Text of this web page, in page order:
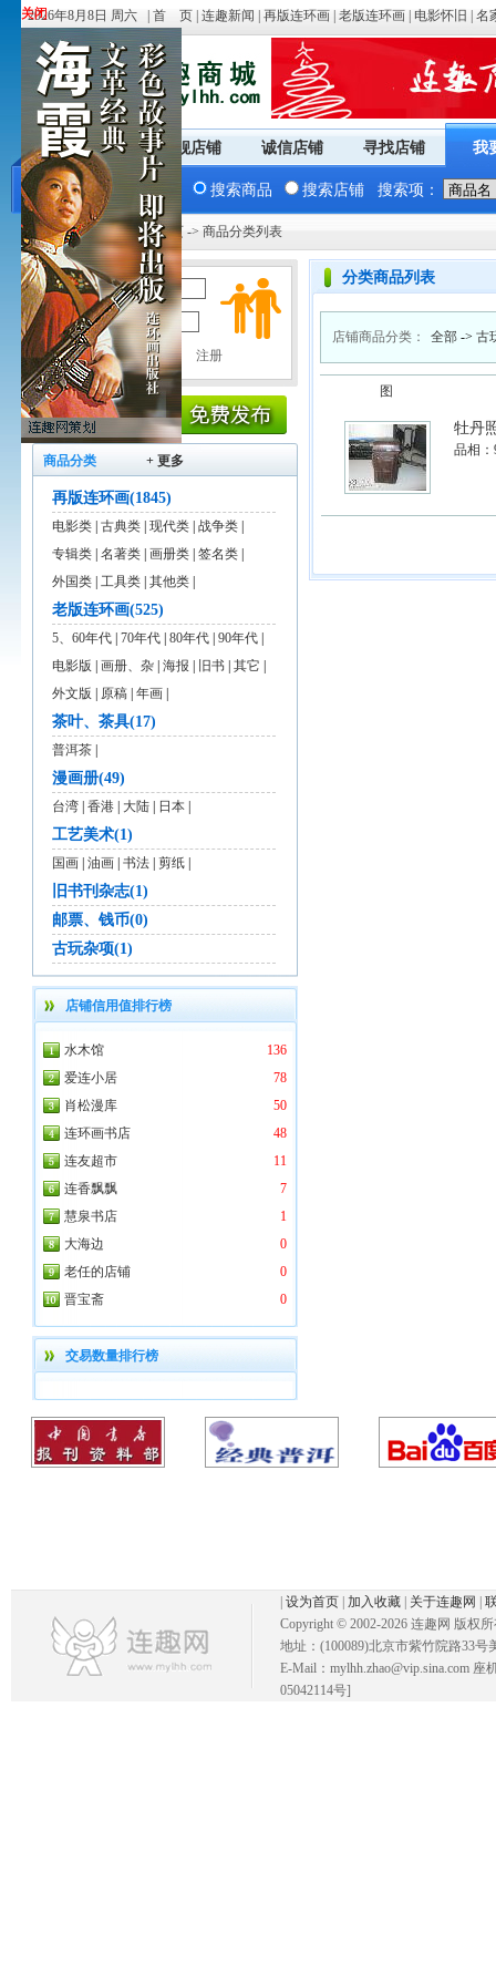
关闭
关闭
2026年8月8日 周六 | 首 页 连趣新闻 再版连环画 老版连环画 电影怀旧 名
商城首页 旗舰店铺 诚信店铺 寻找店铺 我
搜索商品 搜索店铺 搜索项：
您现在的位置：商城首页 -> 商品分类列表
用户名：
密 码：
商品分类 + 更多
再版连环画(1845)
电影类 古典类 现代类 战争类
专辑类 名著类 画册类 签名类
外国类 工具类 其他类
老版连环画(525)
5、60年代 70年代 80年代 90年代
电影版
画册、杂 海报 旧书 其它
外文版
原稿 年画
茶叶、茶具(17)
普洱茶
漫画册(49)
台湾 香港 大陆 日本
工艺美术(1)
国画 油画 书法 剪纸
旧书刊杂志(1)
邮票、钱币(0)
古玩杂项(1)
店铺信用值排行榜
水木馆
136
爱连小居
78
肖松漫库
50
连环画书店
48
连友超市
11
连香飘飘
7
慧泉书店
1
大海边
0
老任的店铺
0
晋宝斋
0
交易数量排行榜
分类商品列表
店铺商品分类： 全部 -> 古
图
牡丹
品相：
设为首页 加入收藏 关于连趣网
Copyright © 2002-2026 连趣网 版权
地址：(100089)北京市紫竹院路33号
E-Mail：mylhh.zhao@vip.sina.com
05042114号]